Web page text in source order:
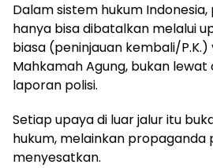
Dalam sistem hukum
hanya bisa dibatalkan melalui
biasa (peninjauan kembali/P.K.)
Mahkamah Agung, bukan
laporan polisi.
Setiap upaya di luar jalur itu
hukum, melainkan propaganda
menyesatkan.